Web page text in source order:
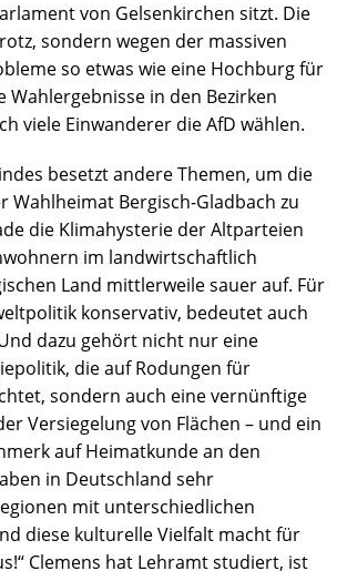
von Gelsenkirchen sitzt. Die
sondern wegen der massiven
so etwas wie eine Hochburg für
Wahlergebnisse in den Bezirken
viele Einwanderer die AfD wählen.
besetzt andere Themen, um die
Wahlheimat Bergisch-Gladbach zu
die Klimahysterie der Altparteien
im landwirtschaftlich
Land mittlerweile sauer auf. Für
konservativ, bedeutet auch
dazu gehört nicht nur eine
die auf Rodungen für
sondern auch eine vernünftige
Versiegelung von Flächen – und ein
auf Heimatkunde an den
in Deutschland sehr
mit unterschiedlichen
diese kulturelle Vielfalt macht für
Clemens hat Lehramt studiert, ist